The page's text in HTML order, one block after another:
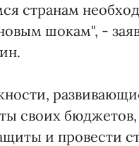
странам
шокам", -
своих
и провести